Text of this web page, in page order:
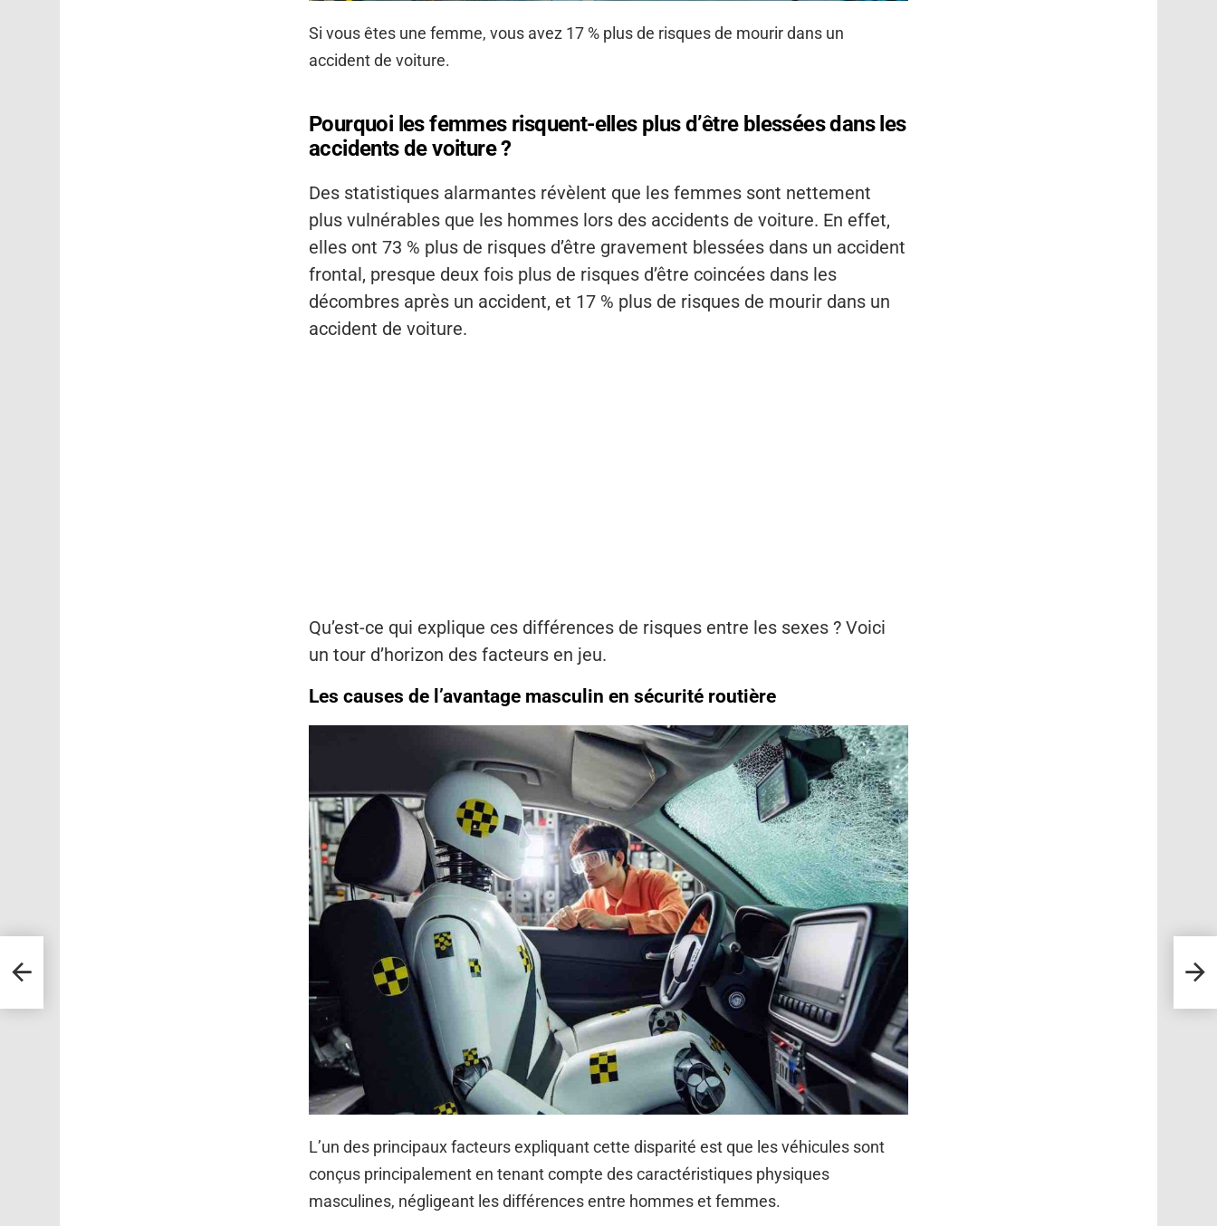
Si vous êtes une femme, vous avez 17 % plus de risques de mourir dans un
accident de voiture.
Pourquoi les femmes risquent-elles plus d’être blessées dans les
accidents de voiture ?
Des statistiques alarmantes révèlent que les femmes sont nettement
plus vulnérables que les hommes lors des accidents de voiture. En effet,
elles ont 73 % plus de risques d’être gravement blessées dans un accident
frontal, presque deux fois plus de risques d’être coincées dans les
décombres après un accident, et 17 % plus de risques de mourir dans un
accident de voiture.
Qu’est-ce qui explique ces différences de risques entre les sexes ? Voici
un tour d’horizon des facteurs en jeu.
Les causes de l’avantage masculin en sécurité routière
L’un des principaux facteurs expliquant cette disparité est que les véhicules sont
conçus principalement en tenant compte des caractéristiques physiques
masculines, négligeant les différences entre hommes et femmes.